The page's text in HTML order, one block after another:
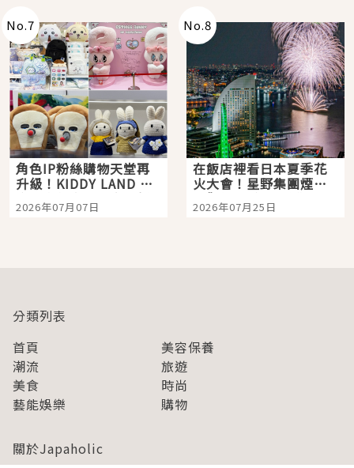
No.7
角色IP粉絲購物天堂再
升級！KIDDY LAND 原
宿店吉伊卡哇迎客，新
開幕 OMOKADO 店3分
2026年07月07日
No.8
在飯店裡看日本夏季花
火大會！星野集團煙火
景觀飯店6選，讓你不用
人擠人悠閒欣賞
2026年07月25日
分類列表
首頁
美容保養
潮流
旅遊
美食
時尚
藝能娛樂
購物
關於Japaholic